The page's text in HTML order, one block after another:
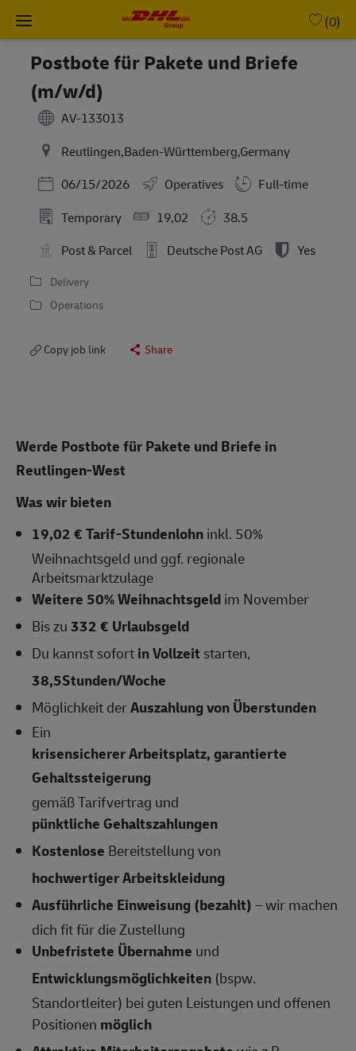
Skip to main content
(0)
Postbote für Pakete und Briefe
(m/w/d)
AV-133013
Reutlingen,Baden-Württemberg,Germany
Posted Date
06/15/2026 Operatives
Full-time
Temporary
19,02
38.5
Post & Parcel
Deutsche Post AG Yes
Delivery
Operations
Copy job link Share
Werde Postbote für Pakete und Briefe in
Reutlingen-West
Was wir bieten
19,02 € Tarif-Stundenlohninkl. 50%
Weihnachtsgeld und ggf. regionale
Arbeitsmarktzulage
Weitere 50% Weihnachtsgeldim November
Bis zu332 € Urlaubsgeld
Du kannst sofortin Vollzeit starten,
38,5Stunden/Woche
Möglichkeit derAuszahlung von Überstunden
Ein
krisensicherer Arbeitsplatz, garantierte
Gehaltssteigerung
gemäß Tarifvertrag und
pünktliche Gehaltszahlungen
Kostenlose Bereitstellung von
hochwertiger Arbeitskleidung
Ausführliche Einweisung (bezahlt)– wir machen
dich fit für die Zustellung
Unbefristete Übernahme und
Entwicklungsmöglichkeiten (bspw.
Standortleiter) bei guten Leistungen und offenen
Positionen möglich